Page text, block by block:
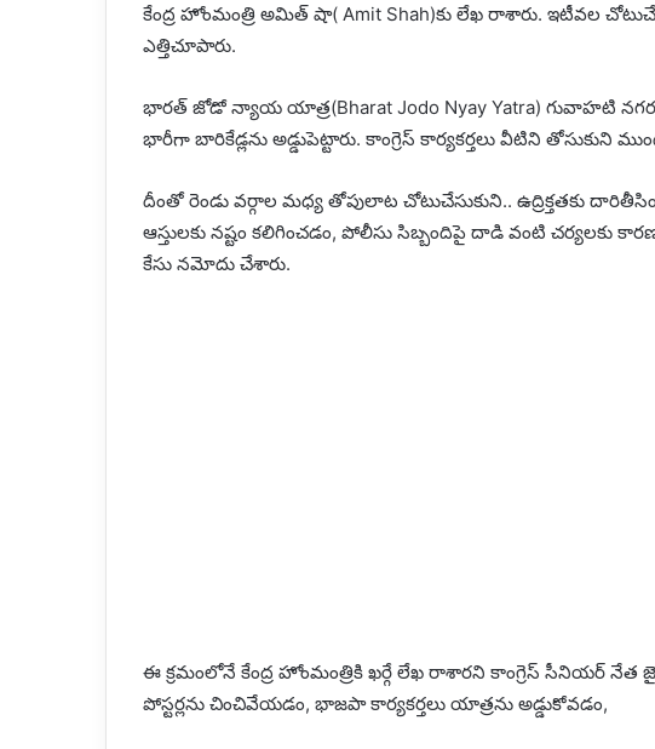
కేంద్ర హోంమంత్రి అమిత్‌ షా( Amit Shah)కు లేఖ రాశారు. ఇటీవల
ఎత్తిచూపారు.
భారత్‌ జోడో న్యాయ యాత్ర(Bharat Jodo Nyay Yatra) గువాహటి
భారీగా బారికేడ్లను అడ్డుపెట్టారు. కాంగ్రెస్‌ కార్యకర్తలు వీటిని తోసుకుని
దీంతో రెండు వర్గాల మధ్య తోపులాట చోటుచేసుకుని.. ఉద్రిక్తతకు
ఆస్తులకు నష్టం కలిగించడం, పోలీసు సిబ్బందిపై దాడి వంటి
కేసు నమోదు చేశారు.
ఈ క్రమంలోనే కేంద్ర హోంమంత్రికి ఖర్గే లేఖ రాశారని కాంగ్రెస్ సీనియర్ నేత
పోస్టర్లను చించివేయడం, భాజపా కార్యకర్తలు యాత్రను అడ్డుకోవడం,